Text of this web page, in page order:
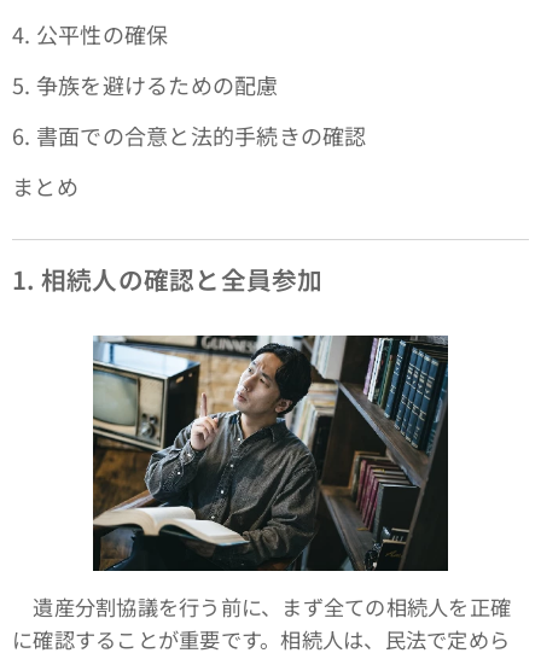
4. 公平性の確保
5. 争族を避けるための配慮
6. 書面での合意と法的手続きの確認
まとめ
1. 相続人の確認と全員参加
遺産分割協議を行う前に、まず全ての相続人を正確
に確認することが重要です。相続人は、民法で定めら